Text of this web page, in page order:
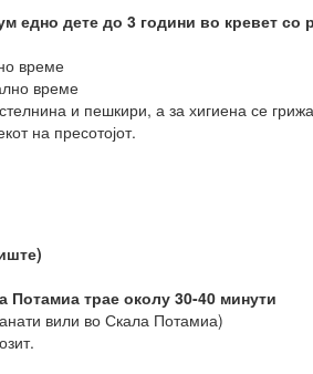
едно дете до 3 години во кревет со
време
време
и пешкири, а за хигиена се
на пресотојот.
трае околу 30-40 минути
вили во Скала Потамиа)